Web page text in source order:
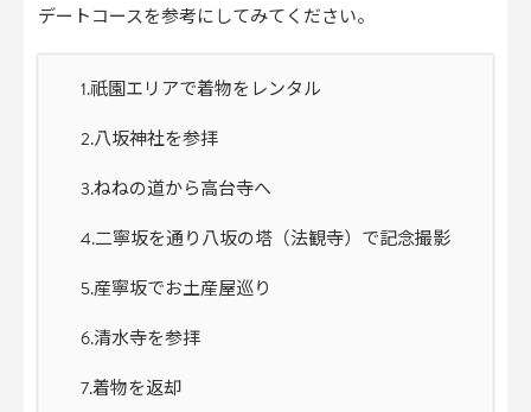
デートコースを参考にしてみてください。
1.祇園エリアで着物をレンタル
2.八坂神社を参拝
3.ねねの道から高台寺へ
4.二寧坂を通り八坂の塔（法観寺）で記念撮影
5.産寧坂でお土産屋巡り
6.清水寺を参拝
7.着物を返却